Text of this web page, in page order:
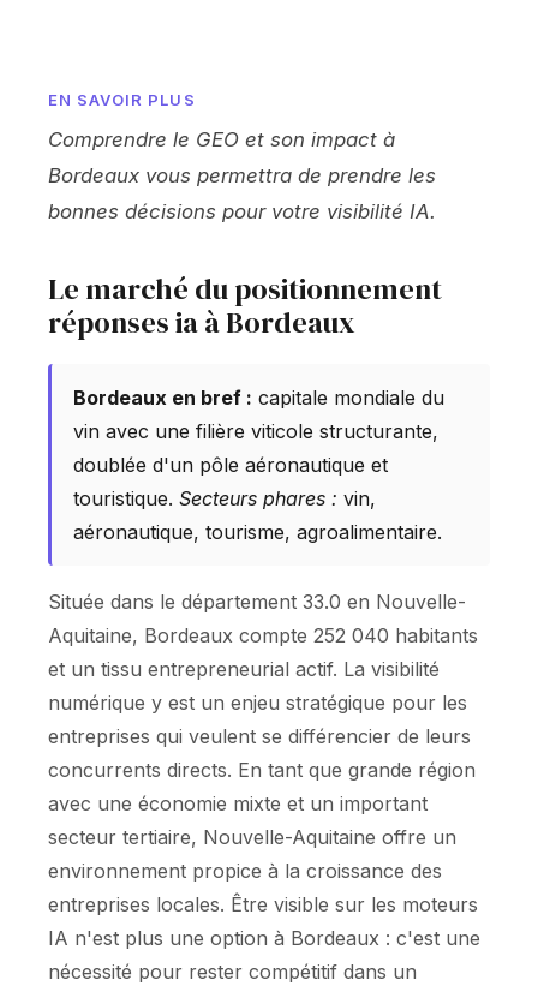
EN SAVOIR PLUS
Comprendre le GEO et son impact à
Bordeaux vous permettra de prendre les
bonnes décisions pour votre visibilité IA.
Le marché du positionnement
réponses ia à Bordeaux
Bordeaux en bref : capitale mondiale du
vin avec une filière viticole structurante,
doublée d'un pôle aéronautique et
touristique. Secteurs phares : vin,
aéronautique, tourisme, agroalimentaire.
Située dans le département 33.0 en Nouvelle-
Aquitaine, Bordeaux compte 252 040 habitants
et un tissu entrepreneurial actif. La visibilité
numérique y est un enjeu stratégique pour les
entreprises qui veulent se différencier de leurs
concurrents directs. En tant que grande région
avec une économie mixte et un important
secteur tertiaire, Nouvelle-Aquitaine offre un
environnement propice à la croissance des
entreprises locales. Être visible sur les moteurs
IA n'est plus une option à Bordeaux : c'est une
nécessité pour rester compétitif dans un